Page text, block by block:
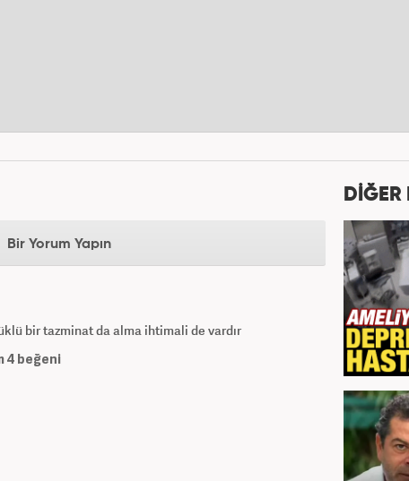
Bir Yorum Yapın
bir tazminat da alma ihtimali de vardır
4 beğeni
DİĞER